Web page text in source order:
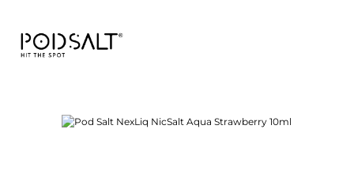
Bildergalerie überspringen